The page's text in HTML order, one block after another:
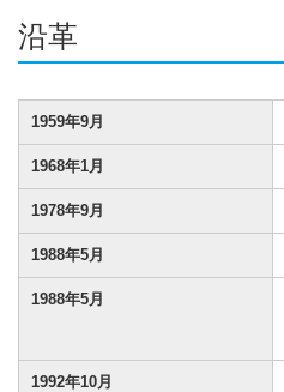
沿革
1959年9月
1968年1月
1978年9月
1988年5月
1988年5月
1992年10月